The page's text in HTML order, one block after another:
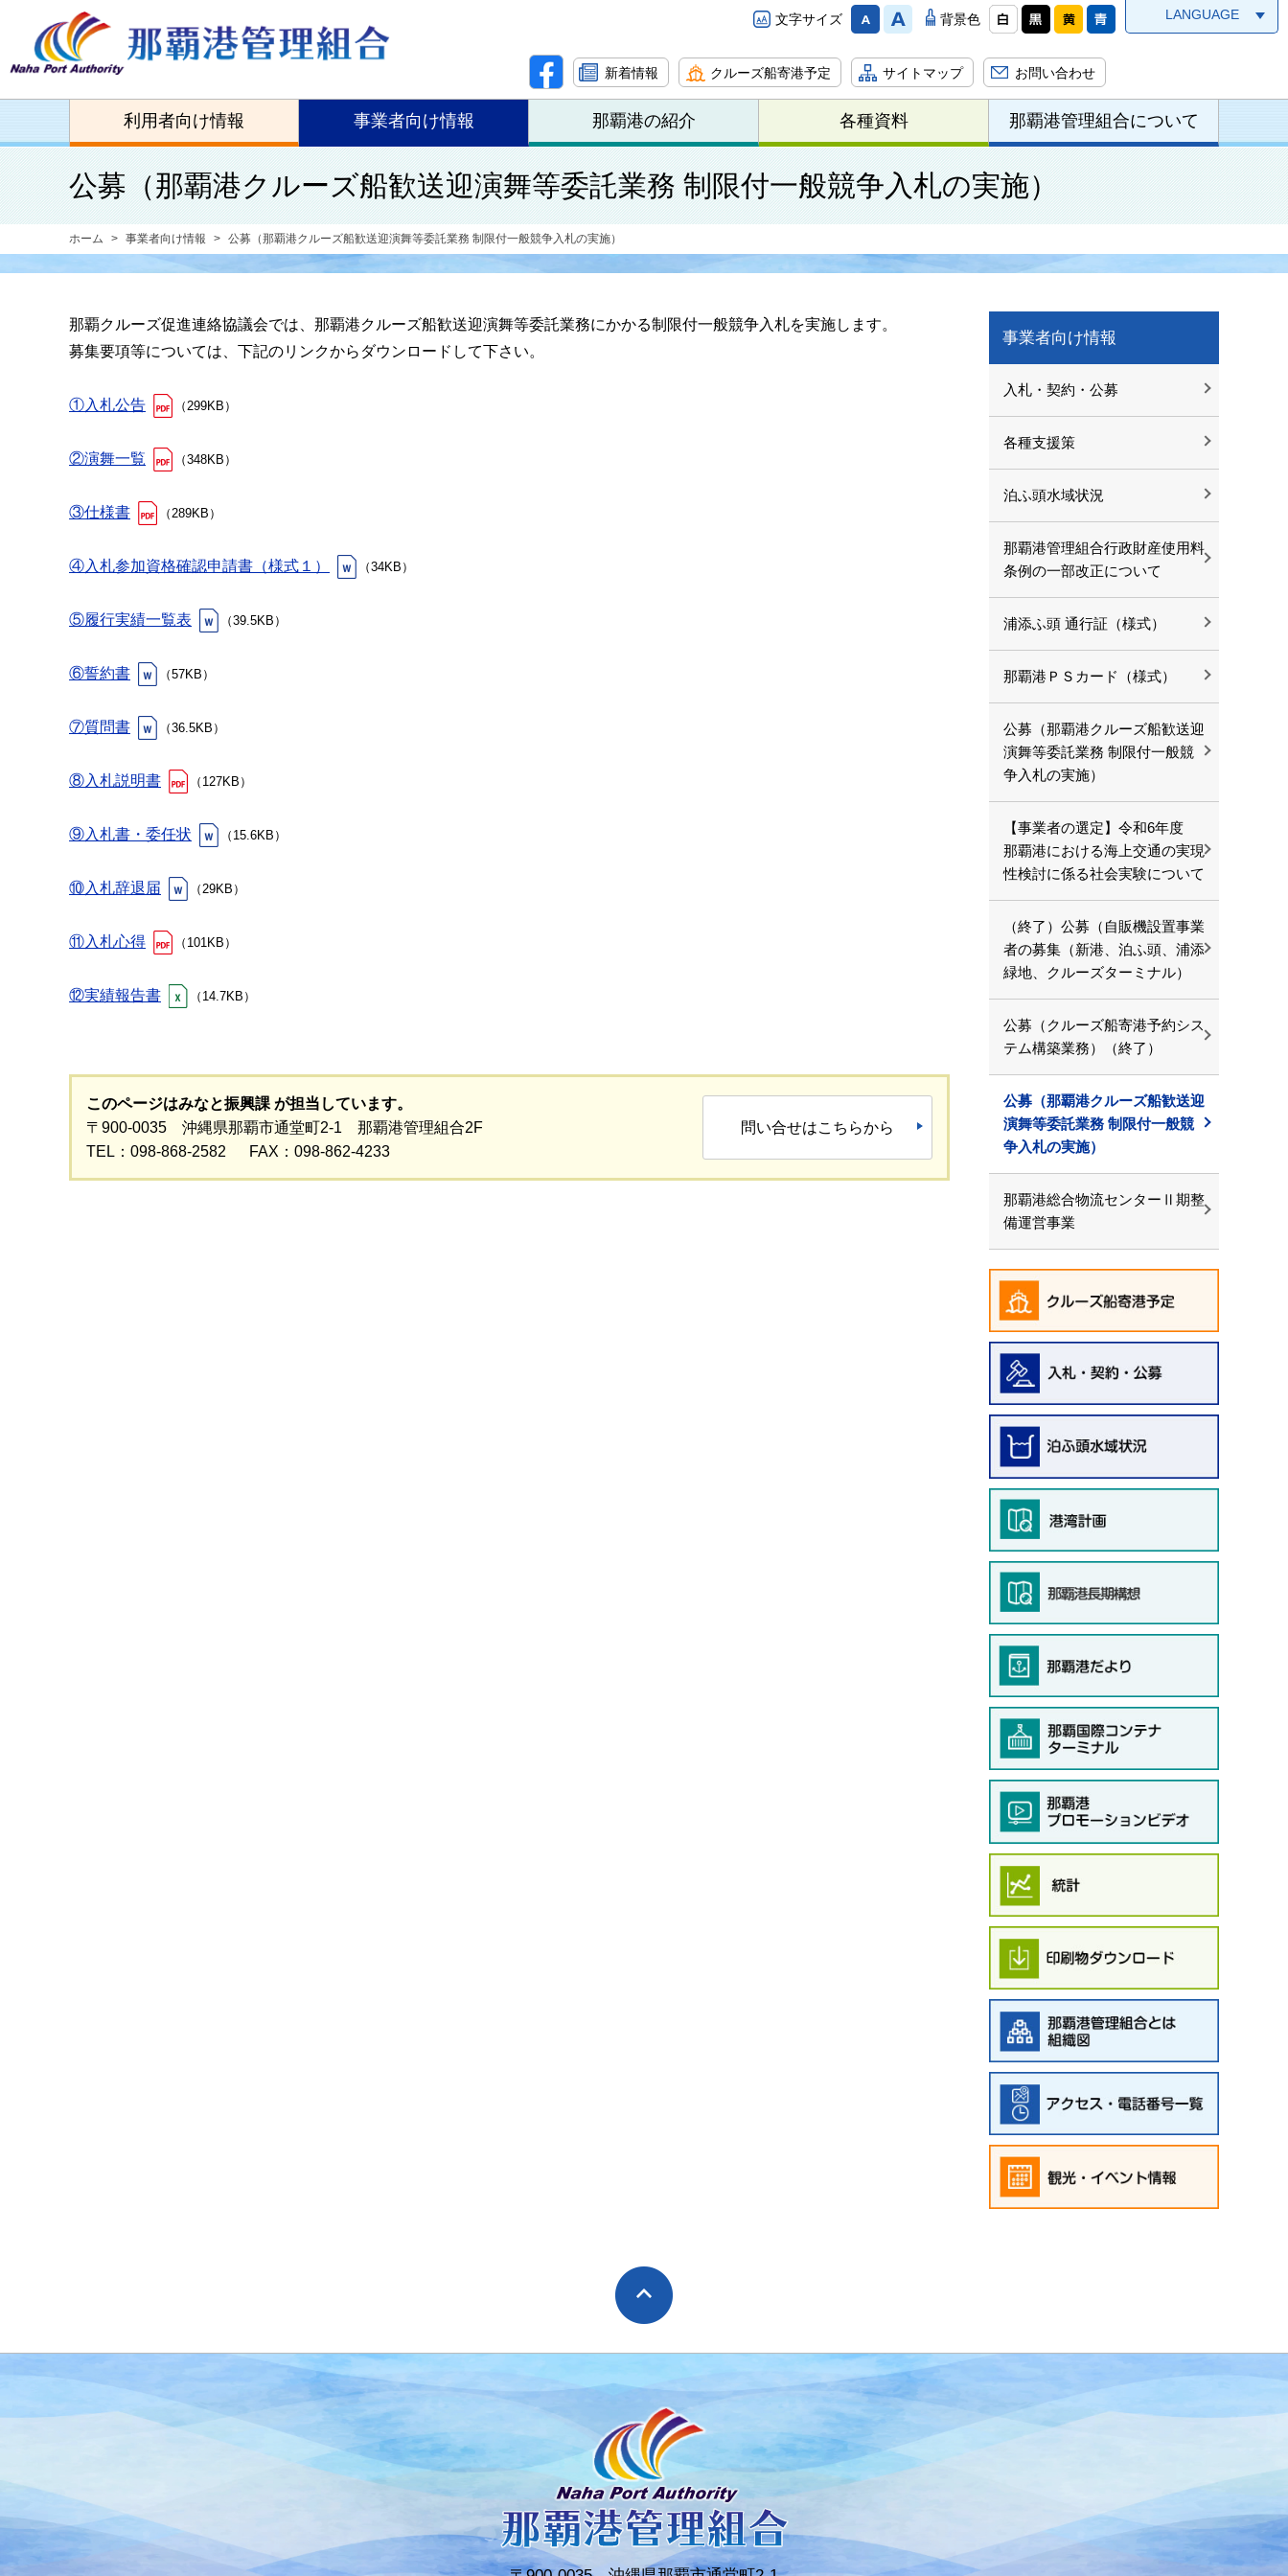
文字サイズ 背景色 LANGUAGE
新着情報 クルーズ船寄港予定 サイトマップ お問い合わせ
利用者向け情報 事業者向け情報 那覇港の紹介 各種資料 那覇港管理組合について
公募（那覇港クルーズ船歓送迎演舞等委託業務 制限付一般競争入札の実施）
ホーム 事業者向け情報 公募（那覇港クルーズ船歓送迎演舞等委託業務 制限付一般競争入札の実施）
那覇クルーズ促進連絡協議会では、那覇港クルーズ船歓送迎演舞等委託業務にかかる制限付一般競争入札を実施します。
募集要項等については、下記のリンクからダウンロードして下さい。
①入札公告 （299KB）
②演舞一覧 （348KB）
③仕様書 （289KB）
④入札参加資格確認申請書（様式１） （34KB）
⑤履行実績一覧表 （39.5KB）
⑥誓約書 （57KB）
⑦質問書 （36.5KB）
⑧入札説明書 （127KB）
⑨入札書・委任状 （15.6KB）
⑩入札辞退届 （29KB）
⑪入札心得 （101KB）
⑫実績報告書 （14.7KB）
このページはみなと振興課 が担当しています。
〒900-0035 沖縄県那覇市通堂町2-1 那覇港管理組合2F
TEL：098-868-2582 FAX：098-862-4233
問い合せはこちらから
事業者向け情報
入札・契約・公募
各種支援策
泊ふ頭水域状況
那覇港管理組合行政財産使用料
条例の一部改正について
浦添ふ頭 通行証（様式）
那覇港ＰＳカード（様式）
公募（那覇港クルーズ船歓送迎
演舞等委託業務 制限付一般競
争入札の実施）
【事業者の選定】令和6年度
那覇港における海上交通の実現
性検討に係る社会実験について
（終了）公募（自販機設置事業
者の募集（新港、泊ふ頭、浦添
緑地、クルーズターミナル）
公募（クルーズ船寄港予約シス
テム構築業務）（終了）
公募（那覇港クルーズ船歓送迎
演舞等委託業務 制限付一般競
争入札の実施）
那覇港総合物流センターⅡ期整
備運営事業